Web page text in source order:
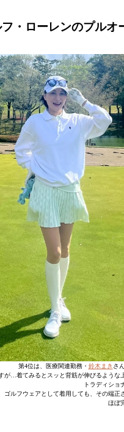
・ローレンのプルオ
第4位は、医療関連勤務・ 鈴木まき さ
が…着てみるとスッと背筋が伸びるよう
トラディショ
ゴルフウェアとして着用しても、その端
ほぼ